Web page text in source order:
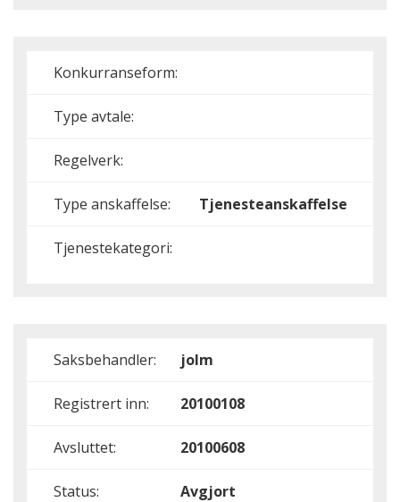
Konkurranseform:
Type avtale:
Regelverk:
Type anskaffelse: Tjenesteanskaffelse
Tjenestekategori:
Saksbehandler: jolm
Registrert inn: 20100108
Avsluttet: 20100608
Status: Avgjort